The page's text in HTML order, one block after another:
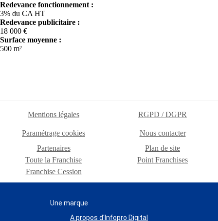
Redevance fonctionnement :
3% du CA HT
Redevance publicitaire :
18 000 €
Surface moyenne :
500 m²
Mentions légales RGPD / DGPR
Paramétrage cookies
Nous contacter
Partenaires
Plan de site
Toute la Franchise
Point Franchises
Franchise Cession
Une marque
A propos d'Infopro Digital